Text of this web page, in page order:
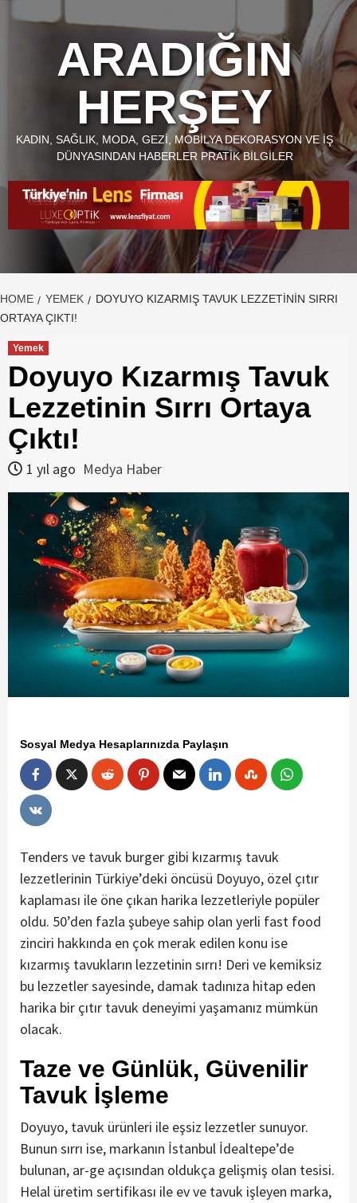
ARADIĞIN
HERŞEY
KADIN, SAĞLIK, MODA, GEZI, MOBILYA DEKORASYON VE İŞ
DÜNYASINDAN HABERLER PRATIK BILGILER
HOME YEMEK
DOYUYO KIZARMIŞ TAVUK LEZZETININ SIRRI
ORTAYA ÇIKTI!
Yemek
Doyuyo Kızarmış Tavuk
Lezzetinin Sırrı Ortaya
Çıktı!
1 yıl ago Medya Haber
Sosyal Medya Hesaplarınızda Paylaşın
Tenders ve tavuk burger gibi kızarmış tavuk
lezzetlerinin Türkiye’deki öncüsü Doyuyo, özel çıtır
kaplaması ile öne çıkan harika lezzetleriyle popüler
oldu. 50’den fazla şubeye sahip olan yerli fast food
zinciri hakkında en çok merak edilen konu ise
kızarmış tavukların lezzetinin sırrı! Deri ve kemiksiz
bu lezzetler sayesinde, damak tadınıza hitap eden
harika bir çıtır tavuk deneyimi yaşamanız mümkün
olacak.
Taze ve Günlük, Güvenilir
Tavuk İşleme
Doyuyo, tavuk ürünleri ile eşsiz lezzetler sunuyor.
Bunun sırrı ise, markanın İstanbul İdealtepe’de
bulunan, ar-ge açısından oldukça gelişmiş olan tesisi.
Helal üretim sertifikası ile ev ve tavuk işleyen marka,